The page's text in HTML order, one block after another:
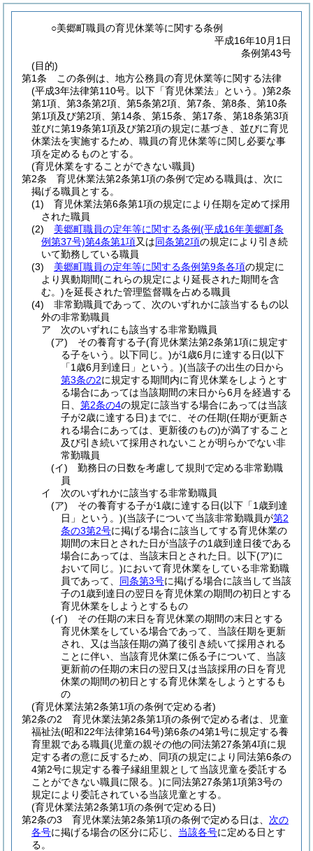
○美郷町職員の育児休業等に関する条例
平成16年10月1日
条例第43号
(目的)
第1条
この条例は、地方公務員の育児休業等に関する法律
(平成3年法律第110号。以下「育児休業法」という。)第2条
第1項、第3条第2項、第5条第2項、第7条、第8条、第10条
第1項及び第2項、第14条、第15条、第17条、第18条第3項
並びに第19条第1項及び第2項の規定に基づき、並びに育児
休業法を実施するため、職員の育児休業等に関し必要な事
項を定めるものとする。
(育児休業をすることができない職員)
第2条
育児休業法第2条第1項の条例で定める職員は、次に
掲げる職員とする。
(1)
育児休業法第6条第1項の規定により任期を定めて採用
された職員
(2)
美郷町職員の定年等に関する条例(平成16年美郷町条
例第37号)第4条第1項又は同条第2項の規定により引き続
いて勤務している職員
(3)
美郷町職員の定年等に関する条例第9条各項の規定に
より異動期間(これらの規定により延長された期間を含
む。)を延長された管理監督職を占める職員
(4)
非常勤職員であって、次のいずれかに該当するもの以
外の非常勤職員
ア
次のいずれにも該当する非常勤職員
(ア)
その養育する子(育児休業法第2条第1項に規定す
る子をいう。以下同じ。)が1歳6月に達する日(以下
「1歳6月到達日」という。)(当該子の出生の日から
第3条の2に規定する期間内に育児休業をしようとす
る場合にあっては当該期間の末日から6月を経過する
日、第2条の4の規定に該当する場合にあっては当該
子が2歳に達する日) までに、その任期(任期が更新さ
れる場合にあっては、更新後のもの)が満了すること
及び引き続いて採用されないことが明らかでない非
常勤職員
(イ)
勤務日の日数を考慮して規則で定める非常勤職
員
イ
次のいずれかに該当する非常勤職員
(ア)
その養育する子が1歳に達する日(以下「1歳到達
日」という。)(当該子について当該非常勤職員が第2
条の3第2号に掲げる場合に該当してする育児休業の
期間の末日とされた日が当該子の1歳到達日後である
場合にあっては、当該末日とされた日。以下(ア)に
おいて同じ。)において育児休業をしている非常勤職
員であって、 同条第3号に掲げる場合に該当して当該
子の1歳到達日の翌日を育児休業の期間の初日とする
育児休業をしようとするもの
(イ)
その任期の末日を育児休業の期間の末日とする
育児休業をしている場合であって、当該任期を更新
され、又は当該任期の満了後引き続いて採用される
ことに伴い、当該育児休業に係る子について、当該
更新前の任期の末日の翌日又は当該採用の日を育児
休業の期間の初日とする育児休業をしようとするも
の
(育児休業法第2条第1項の条例で定める者)
第2条の2
育児休業法第2条第1項の条例で定める者は、児童
福祉法(昭和22年法律第164号)第6条の4第1号に規定する養
育里親である職員(児童の親その他の同法第27条第4項に規
定する者の意に反するため、同項の規定により同法第6条の
4第2号に規定する養子縁組里親として当該児童を委託する
ことができない職員に限る。)に同法第27条第1項第3号の
規定により委託されている当該児童とする。
(育児休業法第2条第1項の条例で定める日)
第2条の3
育児休業法第2条第1項の条例で定める日は、 次の
各号に掲げる場合の区分に応じ、 当該各号に定める日とす
る。